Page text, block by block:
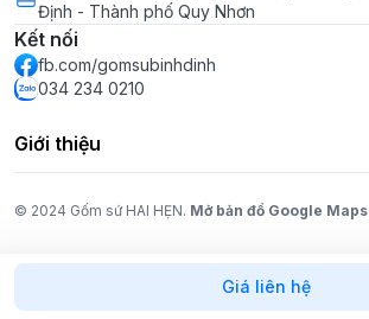
Giá liên hệ
Định - Thành phố Quy Nhơn
Kết nối
fb.com/gomsubinhdinh
034 234 0210
Giới thiệu
© 2024 Gốm sứ HAI HẸN. Mở bản đồ Google Maps